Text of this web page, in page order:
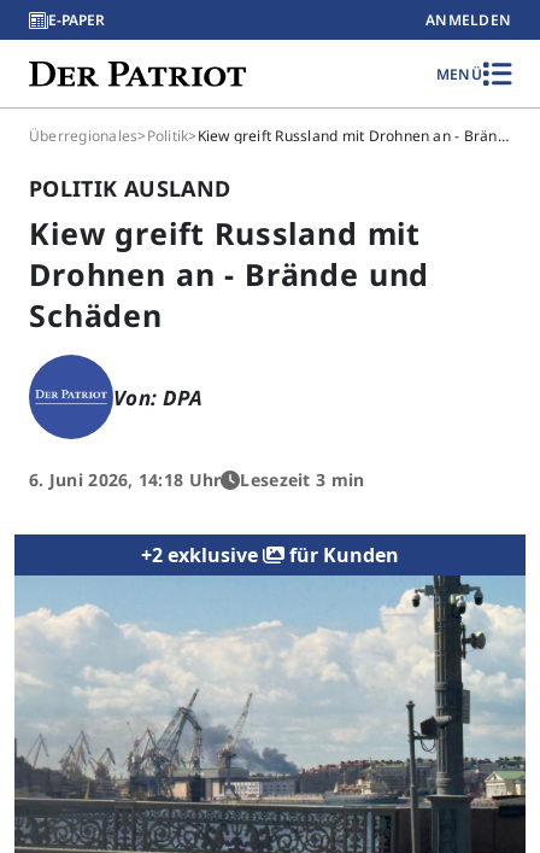
E-PAPER ANMELDEN
MENÜ
Überregionales>Politik> Kiew greift Russland mit Drohnen an - Brände und Schäden
POLITIK AUSLAND
Kiew greift Russland mit
Drohnen an - Brände und
Schäden
Von: DPA
6. Juni 2026, 14:18 Uhr Lesezeit 3 min
+2 exklusive für Kunden